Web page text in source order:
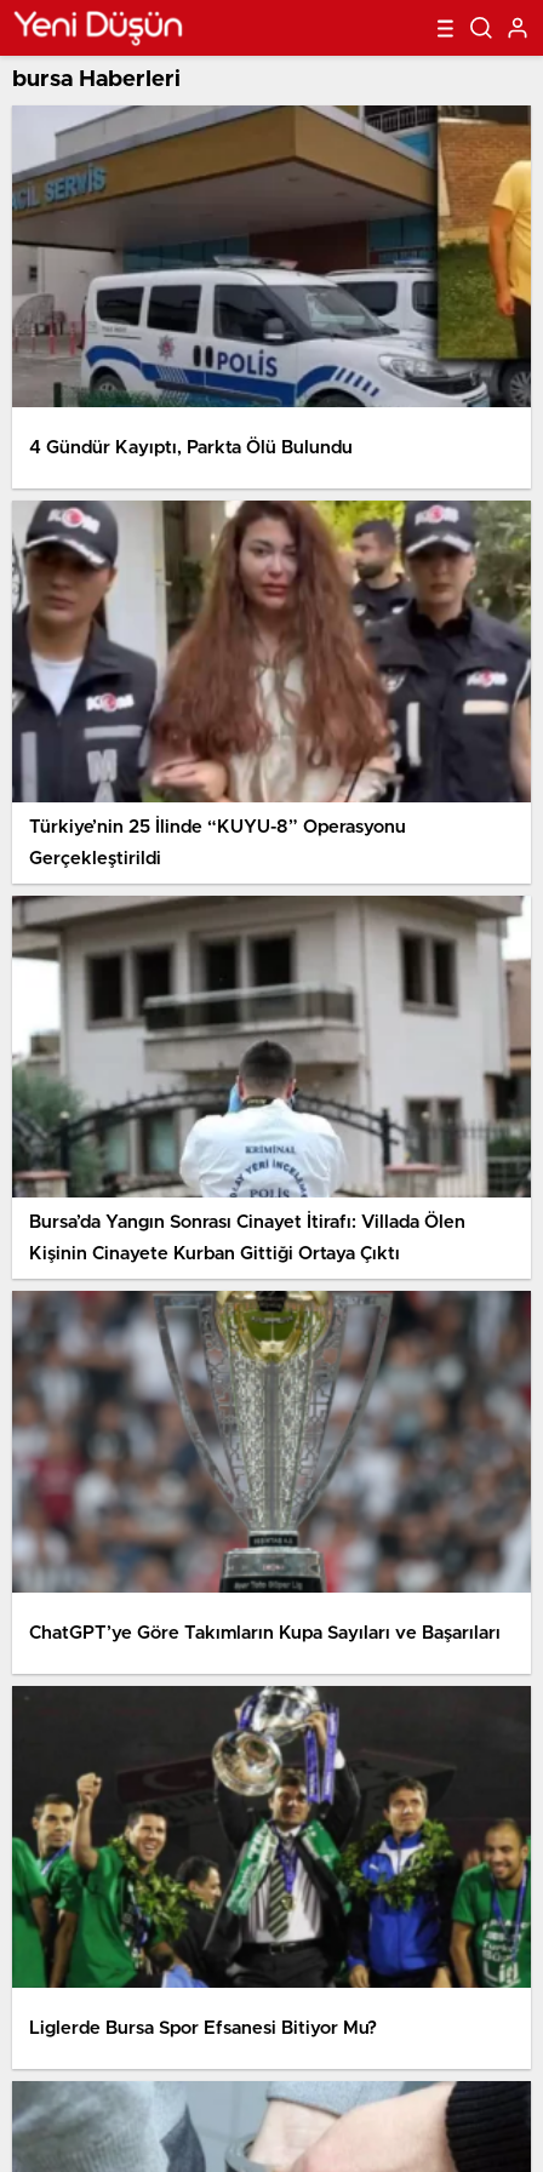
bursa Haberleri
4 Gündür Kayıptı, Parkta Ölü Bulundu
Türkiye’nin 25 İlinde “KUYU-8” Operasyonu
Gerçekleştirildi
Bursa’da Yangın Sonrası Cinayet İtirafı: Villada Ölen
Kişinin Cinayete Kurban Gittiği Ortaya Çıktı
ChatGPT’ye Göre Takımların Kupa Sayıları ve Başarıları
Liglerde Bursa Spor Efsanesi Bitiyor Mu?